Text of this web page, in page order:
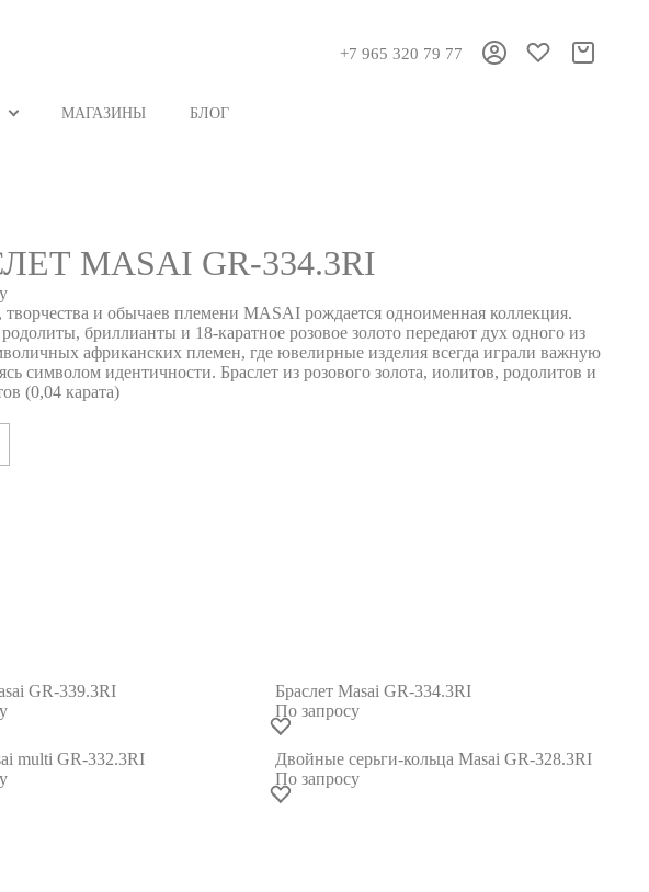
+7 965 320 79 77
МАГАЗИНЫ БЛОГ
MASAI GR-334.3RI
творчества и обычаев племени MASAI рождается одноименная коллекция.
бриллианты и 18-каратное розовое золото передают дух одного из
африканских племен, где ювелирные изделия всегда играли важную
символом идентичности. Браслет из розового золота, иолитов, родолитов и
(0,04 карата)
GR-339.3RI
Браслет Masai GR-334.3RI
По запросу
multi GR-332.3RI
Двойные серьги-кольца Masai GR-328.3RI
По запросу